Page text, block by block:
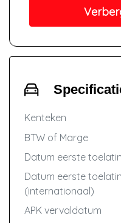
Kenteken
BTW of Marge
Datum eerste
Datum eerste
(internationaal)
APK vervaldatum